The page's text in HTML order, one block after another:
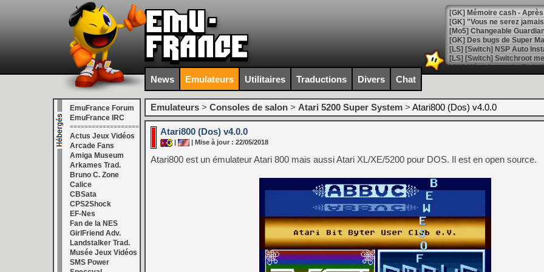
[GK] Mémoire cash -
[GK] "Vous ne serez
[Mo5] Changeable
[GK] Des bugs de Super
[LS] [Switch] NSP Auto
[GK] La saga horrifique
[GK] Le portage de Super
[Mo5] Le jeu de course
[GK] Guillermo del Toro
[GK] Mistfall Hunter : déjà
[GK] Wo Long 2 évolue
[GK] Crossfire : un TPS à
[LS] [PS5] Premiers
News Emulateurs Utilitaires Traductions Divers Chat
EmuFrance Forum
EmuFrance IRC
===================
Actus Jeux Vidéos
Arcade Fans
Amiga Museum
Arkames Trad.
Bruno C. Zone
Calice
CBSata
CPS2Shock
EF-Nes
Fan de la NES
GirlFriend Adv.
Landstalker Trad.
Musée Jeux Vidéos
SMS Power
Emulateurs > Consoles de salon > Atari 5200 Super System > Atari800 (Dos) v4.0.0
Atari800 (Dos) v4.0.0
| | Mise à jour : 22/05/2018
Atari800 est un émulateur Atari 800 mais aussi Atari XL/XE/5200 pour DOS. Il est en open source.